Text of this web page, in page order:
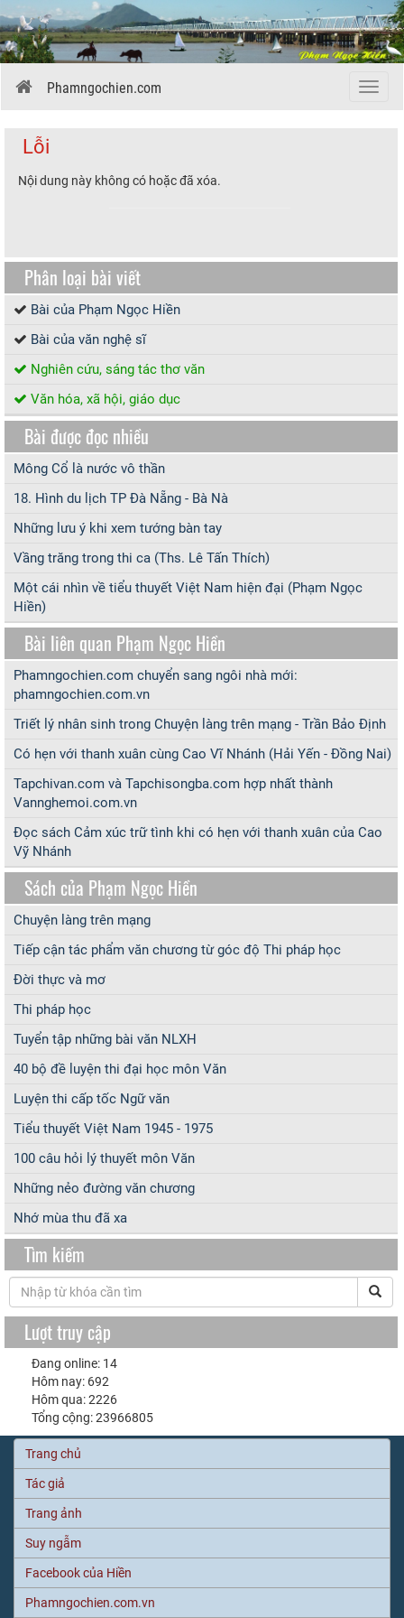
Menu
Phamngochien.com
Lỗi
Nội dung này không có hoặc đã xóa.
Phân loại bài viết
Bài của Phạm Ngọc Hiền
Bài của văn nghệ sĩ
Nghiên cứu, sáng tác thơ văn
Văn hóa, xã hội, giáo dục
Bài được đọc nhiều
Mông Cổ là nước vô thần
18. Hình du lịch TP Đà Nẵng - Bà Nà
Những lưu ý khi xem tướng bàn tay
Vầng trăng trong thi ca (Ths. Lê Tấn Thích)
Một cái nhìn về tiểu thuyết Việt Nam hiện đại (Phạm Ngọc
Hiền)
Bài liên quan Phạm Ngọc Hiền
Phamngochien.com chuyển sang ngôi nhà mới:
phamngochien.com.vn
Triết lý nhân sinh trong Chuyện làng trên mạng - Trần Bảo Định
Có hẹn với thanh xuân cùng Cao Vĩ Nhánh (Hải Yến - Đồng Nai)
Tapchivan.com và Tapchisongba.com hợp nhất thành
Vannghemoi.com.vn
Đọc sách Cảm xúc trữ tình khi có hẹn với thanh xuân của Cao
Vỹ Nhánh
Sách của Phạm Ngọc Hiền
Chuyện làng trên mạng
Tiếp cận tác phẩm văn chương từ góc độ Thi pháp học
Đời thực và mơ
Thi pháp học
Tuyển tập những bài văn NLXH
40 bộ đề luyện thi đại học môn Văn
Luyện thi cấp tốc Ngữ văn
Tiểu thuyết Việt Nam 1945 - 1975
100 câu hỏi lý thuyết môn Văn
Những nẻo đường văn chương
Nhớ mùa thu đã xa
Tìm kiếm
Lượt truy cập
Đang online: 14
Hôm nay: 692
Hôm qua: 2226
Tổng cộng: 23966805
Trang chủ
Tác giả
Trang ảnh
Suy ngẫm
Facebook của Hiền
Phamngochien.com.vn